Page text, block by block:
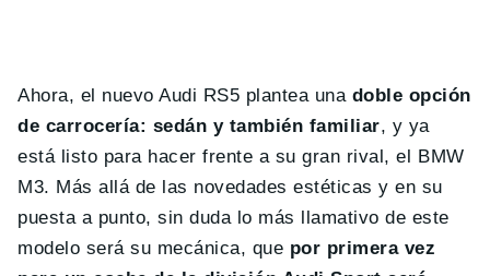
Ahora, el nuevo Audi RS5 plantea una doble opción
de carrocería: sedán y también familiar, y ya
está listo para hacer frente a su gran rival, el BMW
M3. Más allá de las novedades estéticas y en su
puesta a punto, sin duda lo más llamativo de este
modelo será su mecánica, que por primera vez